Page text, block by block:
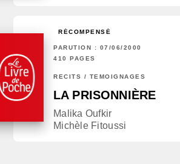
RÉCOMPENSÉ
PARUTION : 07/06/2000
410 PAGES
RÉCITS / TÉMOIGNAGES
LA PRISONNIÈRE
Malika Oufkir
Michèle Fitoussi